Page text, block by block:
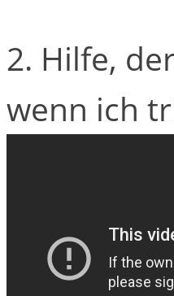
2. Hilfe,
wenn ich